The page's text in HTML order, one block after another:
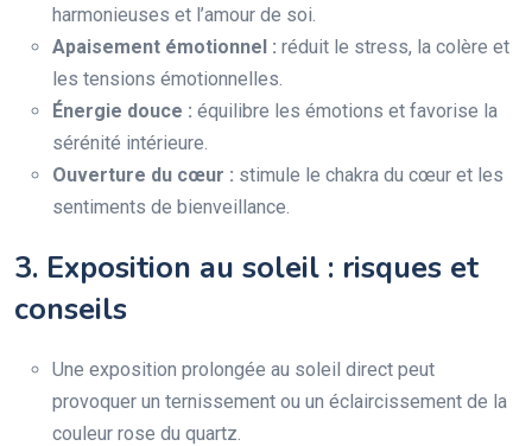
harmonieuses et l’amour de soi.
Apaisement émotionnel : réduit le stress, la colère et
les tensions émotionnelles.
Énergie douce : équilibre les émotions et favorise la
sérénité intérieure.
Ouverture du cœur : stimule le chakra du cœur et les
sentiments de bienveillance.
3. Exposition au soleil : risques et
conseils
Une exposition prolongée au soleil direct peut
provoquer un ternissement ou un éclaircissement de la
couleur rose du quartz.